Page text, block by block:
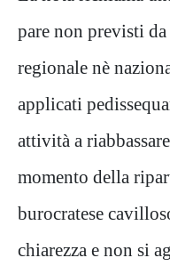
pare non previsti
regionale nè
applicati
attività a
momento della
burocratese
chiarezza e non si